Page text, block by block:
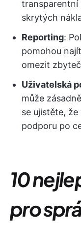
transparentní
skrytých
Reporting:
pomohou
omezit
Uživatelská
může
se ujistěte,
podporu po
10
pro